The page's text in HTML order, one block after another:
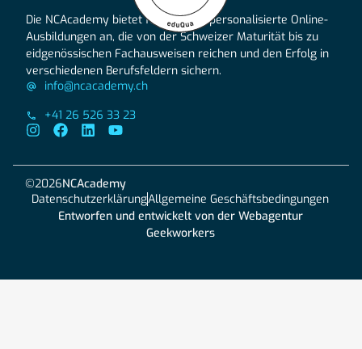
Die NCAcademy bietet flexible und personalisierte Online-
Ausbildungen an, die von der Schweizer Maturität bis zu
eidgenössischen Fachausweisen reichen und den Erfolg in
verschiedenen Berufsfeldern sichern.
info@ncacademy.ch
+41 26 526 33 23
©2026NCAcademy
DatenschutzerklärungAllgemeine Geschäftsbedingungen
Entworfen und entwickelt von der Webagentur
Geekworkers